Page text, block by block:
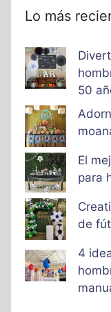
Lo más
50
El
para
de
4